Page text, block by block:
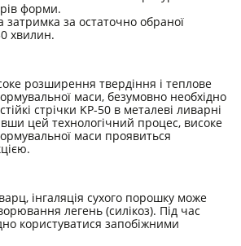
форми.
затримка за остаточно обраної
хвилин.
розширення твердіння і теплове
маси, безумовно необхідно
стрічки KP-50 в металеві ливарні
цей технологічний процес, високе
маси проявиться
інгаляція сухого порошку може
легень (силікоз). Під час
користуватися запобіжними